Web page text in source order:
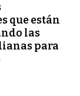
que están
las
para